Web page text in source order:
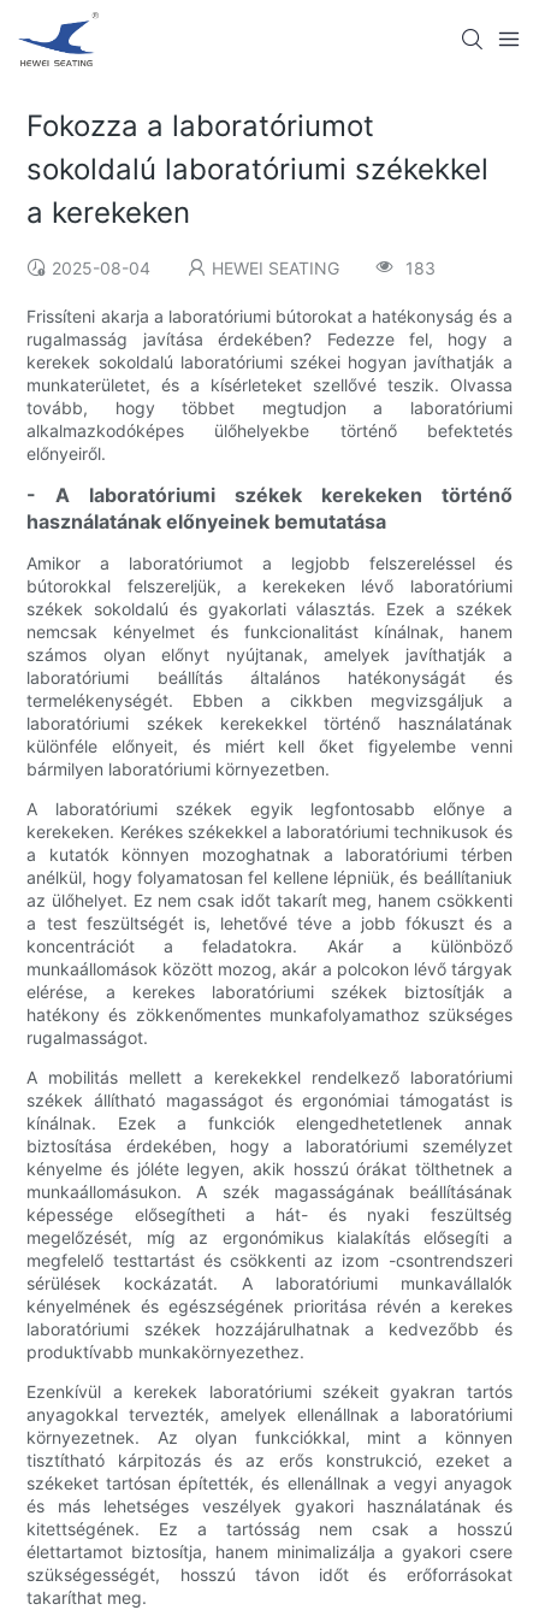
Fokozza a laboratóriumot
sokoldalú laboratóriumi székekkel
a kerekeken
2025-08-04 HEWEI SEATING 183
Frissíteni akarja a laboratóriumi bútorokat a hatékonyság és a
rugalmasság javítása érdekében? Fedezze fel, hogy a
kerekek sokoldalú laboratóriumi székei hogyan javíthatják a
munkaterületet, és a kísérleteket szellővé teszik. Olvassa
tovább, hogy többet megtudjon a laboratóriumi
alkalmazkodóképes ülőhelyekbe történő befektetés
előnyeiről.
- A laboratóriumi székek kerekeken történő
használatának előnyeinek bemutatása
Amikor a laboratóriumot a legjobb felszereléssel és
bútorokkal felszereljük, a kerekeken lévő laboratóriumi
székek sokoldalú és gyakorlati választás. Ezek a székek
nemcsak kényelmet és funkcionalitást kínálnak, hanem
számos olyan előnyt nyújtanak, amelyek javíthatják a
laboratóriumi beállítás általános hatékonyságát és
termelékenységét. Ebben a cikkben megvizsgáljuk a
laboratóriumi székek kerekekkel történő használatának
különféle előnyeit, és miért kell őket figyelembe venni
bármilyen laboratóriumi környezetben.
A laboratóriumi székek egyik legfontosabb előnye a
kerekeken. Kerékes székekkel a laboratóriumi technikusok és
a kutatók könnyen mozoghatnak a laboratóriumi térben
anélkül, hogy folyamatosan fel kellene lépniük, és beállítaniuk
az ülőhelyet. Ez nem csak időt takarít meg, hanem csökkenti
a test feszültségét is, lehetővé téve a jobb fókuszt és a
koncentrációt a feladatokra. Akár a különböző
munkaállomások között mozog, akár a polcokon lévő tárgyak
elérése, a kerekes laboratóriumi székek biztosítják a
hatékony és zökkenőmentes munkafolyamathoz szükséges
rugalmasságot.
A mobilitás mellett a kerekekkel rendelkező laboratóriumi
székek állítható magasságot és ergonómiai támogatást is
kínálnak. Ezek a funkciók elengedhetetlenek annak
biztosítása érdekében, hogy a laboratóriumi személyzet
kényelme és jóléte legyen, akik hosszú órákat tölthetnek a
munkaállomásukon. A szék magasságának beállításának
képessége elősegítheti a hát- és nyaki feszültség
megelőzését, míg az ergonómikus kialakítás elősegíti a
megfelelő testtartást és csökkenti az izom -csontrendszeri
sérülések kockázatát. A laboratóriumi munkavállalók
kényelmének és egészségének prioritása révén a kerekes
laboratóriumi székek hozzájárulhatnak a kedvezőbb és
produktívabb munkakörnyezethez.
Ezenkívül a kerekek laboratóriumi székeit gyakran tartós
anyagokkal tervezték, amelyek ellenállnak a laboratóriumi
környezetnek. Az olyan funkciókkal, mint a könnyen
tisztítható kárpitozás és az erős konstrukció, ezeket a
székeket tartósan építették, és ellenállnak a vegyi anyagok
és más lehetséges veszélyek gyakori használatának és
kitettségének. Ez a tartósság nem csak a hosszú
élettartamot biztosítja, hanem minimalizálja a gyakori csere
szükségességét, hosszú távon időt és erőforrásokat
takaríthat meg.